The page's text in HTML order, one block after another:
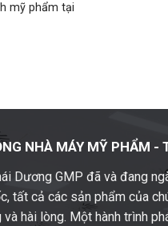
mỹ phẩm tại
NHÀ MÁY MỸ PHẨM -
Dương GMP đã và đang
tất cả các sản phẩm của
hài lòng. Một hành trình